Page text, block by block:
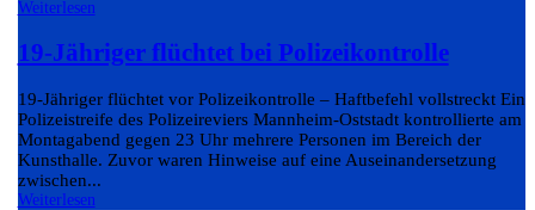
Weiterlesen
19-Jähriger flüchtet bei Polizeikontrolle
19-Jähriger flüchtet vor Polizeikontrolle – Haftbefehl vollstreckt Eine
Polizeistreife des Polizeireviers Mannheim-Oststadt kontrollierte am
Montagabend gegen 23 Uhr mehrere Personen im Bereich der
Kunsthalle. Zuvor waren Hinweise auf eine Auseinandersetzung
zwischen...
Weiterlesen